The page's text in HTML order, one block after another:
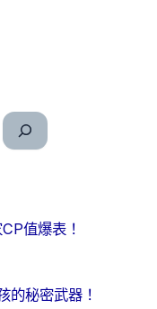
值爆表！
的秘密武器！